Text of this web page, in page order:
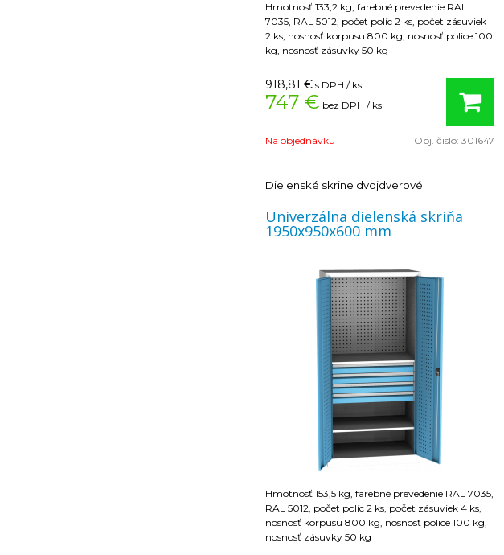
Hmotnosť 133,2 kg, farebné prevedenie RAL
7035, RAL 5012, počet políc 2 ks, počet zásuviek
2 ks, nosnosť korpusu 800 kg, nosnosť police 100
kg, nosnosť zásuvky 50 kg
918,81 € s DPH / ks
747 € bez DPH / ks
Na objednávku Obj. čislo: 301647
Dielenské skrine dvojdverové
Univerzálna dielenská skriňa
1950x950x600 mm
Hmotnosť 153,5 kg, farebné prevedenie RAL 7035,
RAL 5012, počet políc 2 ks, počet zásuviek 4 ks,
nosnosť korpusu 800 kg, nosnosť police 100 kg,
nosnosť zásuvky 50 kg